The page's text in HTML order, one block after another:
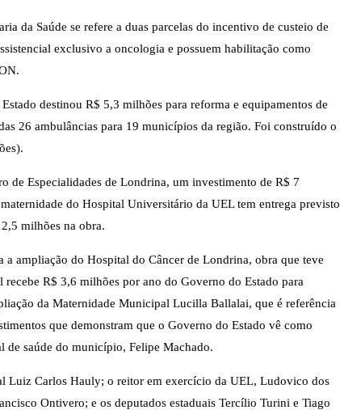
da Saúde se refere a duas parcelas do incentivo de custeio de
exclusivo a oncologia e possuem habilitação como
destinou R$ 5,3 milhões para reforma e equipamentos de
26 ambulâncias para 19 municípios da região. Foi construído o
de Especialidades de Londrina, um investimento de R$ 7
do Hospital Universitário da UEL tem entrega previsto
milhões na obra.
ampliação do Hospital do Câncer de Londrina, obra que teve
R$ 3,6 milhões por ano do Governo do Estado para
da Maternidade Municipal Lucilla Ballalai, que é referência
que demonstram que o Governo do Estado vê como
de saúde do município, Felipe Machado.
Luiz Carlos Hauly; o reitor em exercício da UEL, Ludovico dos
Ontivero; e os deputados estaduais Tercílio Turini e Tiago